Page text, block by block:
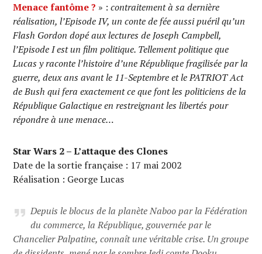
Menace fantôme ? » :contraitement à sa dernière
réalisation, l’Episode IV, un conte de fée aussi puéril qu’un
Flash Gordon dopé aux lectures de Joseph Campbell,
l’Episode I est un film politique. Tellement politique que
Lucas y raconte l’histoire d’une République fragilisée par la
guerre, deux ans avant le 11-Septembre et le PATRIOT Act
de Bush qui fera exactement ce que font les politiciens de la
République Galactique en restreignant les libertés pour
répondre à une menace…
Star Wars 2 – L’attaque des Clones
Date de la sortie française : 17 mai 2002
Réalisation : George Lucas
Depuis le blocus de la planète Naboo par la Fédération
du commerce, la République, gouvernée par le
Chancelier Palpatine, connaît une véritable crise. Un groupe